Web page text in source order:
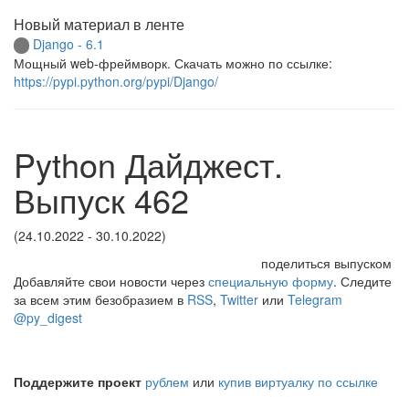
Новый материал в ленте
Django - 6.1
Мощный web-фреймворк. Скачать можно по ссылке:
https://pypi.python.org/pypi/Django/
Python Дайджест.
Выпуск 462
(24.10.2022 - 30.10.2022)
поделиться выпуском
Добавляйте свои новости через специальную форму. Следите
за всем этим безобразием в RSS, Twitter или Telegram
@py_digest
Поддержите проект рублем или купив виртуалку по ссылке